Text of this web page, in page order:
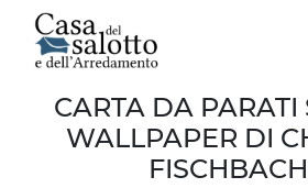
CARTA DA
WALLPAPER DI